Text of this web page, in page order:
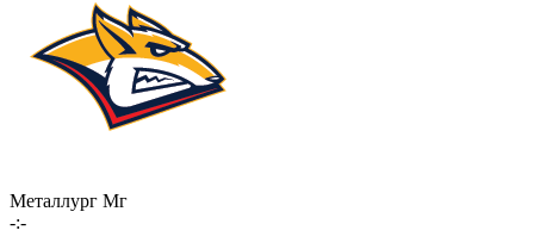
Металлург Мг
-:-